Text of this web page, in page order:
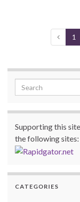
1
Search for:
Supporting this
the following sites:
CATEGORIES